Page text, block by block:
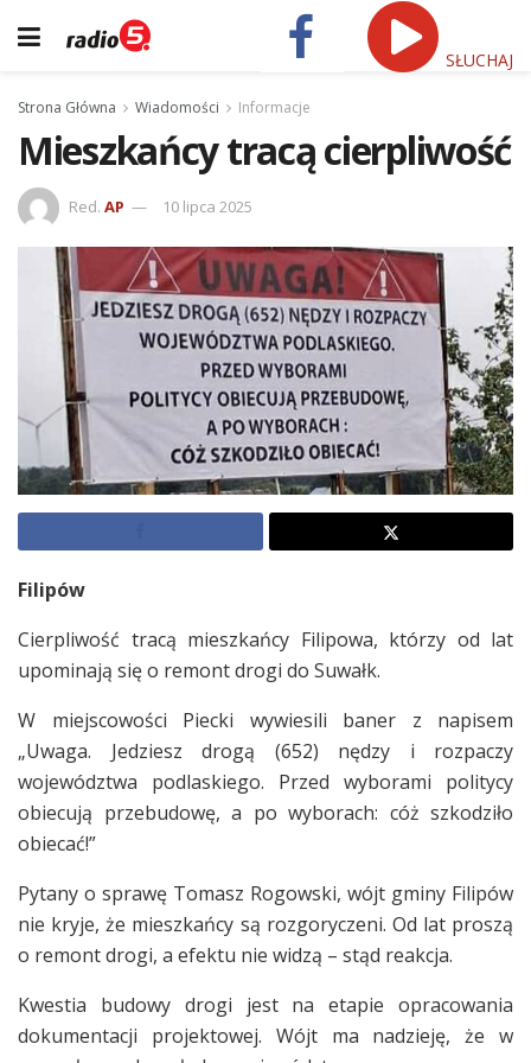
SŁUCHAJ
Strona Główna Wiadomości Informacje
Mieszkańcy tracą cierpliwość
Red. AP 10 lipca 2025
Filipów
Cierpliwość tracą mieszkańcy Filipowa, którzy od lat
upominają się o remont drogi do Suwałk.
W miejscowości Piecki wywiesili baner z napisem
„Uwaga. Jedziesz drogą (652) nędzy i rozpaczy
województwa podlaskiego. Przed wyborami politycy
obiecują przebudowę, a po wyborach: cóż szkodziło
obiecać!”
Pytany o sprawę Tomasz Rogowski, wójt gminy Filipów
nie kryje, że mieszkańcy są rozgoryczeni. Od lat proszą
o remont drogi, a efektu nie widzą – stąd reakcja.
Kwestia budowy drogi jest na etapie opracowania
dokumentacji projektowej. Wójt ma nadzieję, że w